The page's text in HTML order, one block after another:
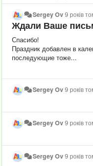
Sergey Ov9 років
Ждали Ваше
Спасибо!
Праздник добавлен в
последующие тоже...
Sergey Ov9 років
Sergey Ov9 років
Sergey Ov9 років